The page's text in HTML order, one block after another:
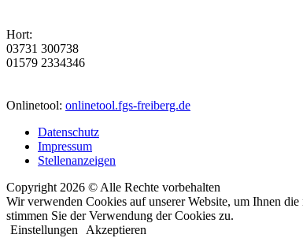
Hort:
03731 300738
01579 2334346
Onlinetool: onlinetool.fgs-freiberg.de
Datenschutz
Impressum
Stellenanzeigen
Copyright 2026 © Alle Rechte vorbehalten
Wir verwenden Cookies auf unserer Website, um Ihnen
stimmen Sie der Verwendung der Cookies zu.
Einstellungen Akzeptieren